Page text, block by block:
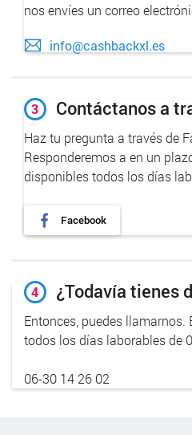
nos envíes un correo
info@cashbackxl.es
3 Contáctanos a
Haz tu pregunta a través de
Responderemos a en un
disponibles todos los días
Facebook
4 ¿Todavía tienes
Entonces, puedes
todos los días laborables de
06-30 14 26 02